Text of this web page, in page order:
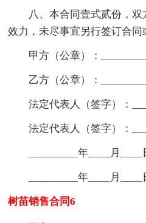
八、本合同壹式贰份，
效力，未尽事宜另行签订合同
甲方（公章）：_________
乙方（公章）：_________
法定代表人（签字）：
法定代表人（签字）：
_________年____月____
_________年____月____
树苗销售合同6